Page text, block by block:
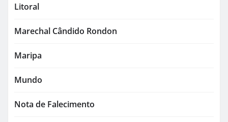
Litoral
Marechal Cândido Rondon
Maripa
Mundo
Nota de Falecimento